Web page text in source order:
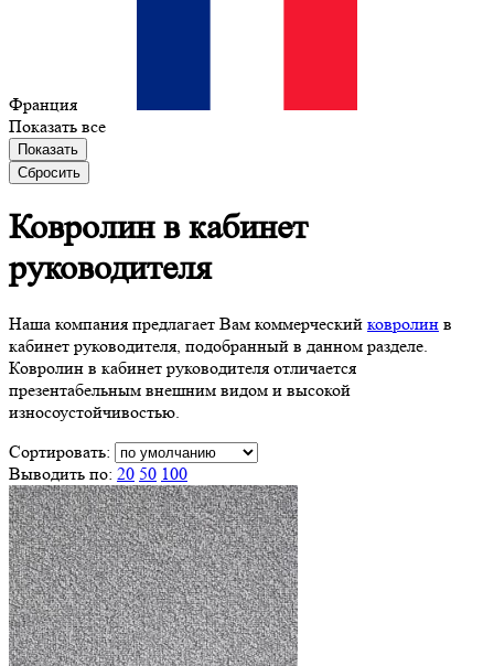
Франция
Показать все
Показать
Сбросить
Ковролин вкабинет
руководителя
Наша компания предлагает Вам коммерческий ковролин в
кабинет руководителя, подобранный в данном разделе.
Ковролин в кабинет руководителя отличается
презентабельным внешним видом и высокой
износоустойчивостью.
Сортировать:
Выводить по: 20 50 100